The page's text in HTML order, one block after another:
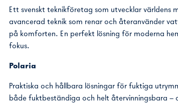
Ett svenskt teknikföretag som utvecklar världens
avancerad teknik som renar och återanvänder
på komforten. En perfekt lösning för moderna
fokus.
Polaria
Praktiska och hållbara lösningar för fuktiga
både fuktbeständiga och helt återvinningsbara